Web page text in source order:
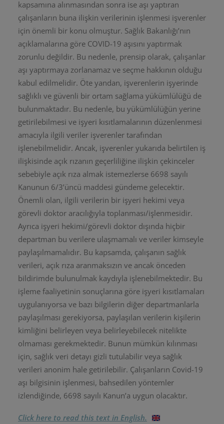
kapsamına alınmasından sonra ise aşı yaptıran
çalışanların buna ilişkin verilerinin işlenmesi işverenler
için önemli bir konu olmuştur. Sağlık Bakanlığı’nın
açıklamalarına göre COVID-19 aşısını yaptırmak
zorunlu değildir. Bu nedenle, prensip olarak, çalışanlar
aşı yaptırmaya zorlanamaz ve seçme hakkının olduğu
kabul edilmelidir. Öte yandan, işverenlerin işyerinde
sağlıklı ve güvenli bir ortam sağlama yükümlülüğü de
bulunmaktadır. Bu nedenle, bu yükümlülüğün yerine
getirilebilmesi ve işyeri kısıtlamalarının düzenlenmesi
amacıyla ilgili veriler işverenler tarafından
işlenebilmelidir. Ancak, işverenler yukarıda belirtilen iş
ilişkisinde açık rızanın geçerliliğine ilişkin çekinceler
sebebiyle açık rıza almak istemezlerse 6698 sayılı
Kanunun 6/3’üncü maddesi gündeme gelecektir.
Önemli olan, ilgili verilerin bir işyeri hekimi veya
görevli doktor aracılığıyla toplanması/işlenmesidir.
Ayrıca işyeri hekimi/görevli doktor dışında hiçbir
departman bu verilere ulaşmamalı ve veriler kimseyle
paylaşılmamalıdır. Bu kapsamda, çalışanın sağlık
verileri, açık rıza aranmaksızın ve ancak önceden
bildirimde bulunulmak kaydıyla işlenebilmektedir. Bu
işleme faaliyetinin sonuçlarına göre işyeri kısıtlamaları
uygulanıyorsa ve bazı bilgilerin diğer departmanlarla
paylaşılması gerekiyorsa, paylaşılan verilerin kişilerin
kimliğini belirleyen veya belirleyebilecek nitelikte
olmaması gerekmektedir. Bunun mümkün kılınması
için, sağlık veri detayı gizli tutulabilir veya sağlık
verileri anonim hale getirilebilir. Çalışanların Covid-19
aşı bilgisinin işlenmesi, bahsedilen yöntemler
izlendiğinde, 6698 sayılı Kanun’a uygun olacaktır.
Click here to read this text in English.